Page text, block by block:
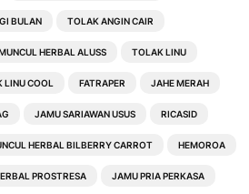
BULAN TOLAK ANGIN CAIR
HERBAL ALUSS TOLAK LINU
LINU COOL FATRAPER JAHE MERAH
JAMU SARIAWAN USUS RICASID
HERBAL BILBERRY CARROT HEMOROA
PROSTRESA JAMU PRIA PERKASA